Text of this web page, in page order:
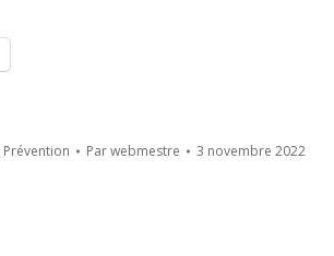
Prévention Parwebmestre 3 novembre 2022